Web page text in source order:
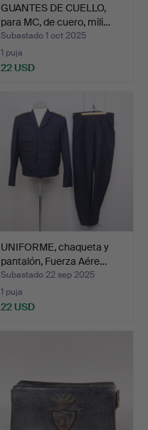
GUANTES DE CUELLO,
para MC, de cuero, mili…
Subastado 1 oct 2025
1 puja
22 USD
UNIFORME, chaqueta y
pantalón, Fuerza Aére…
Subastado 22 sep 2025
1 puja
22 USD